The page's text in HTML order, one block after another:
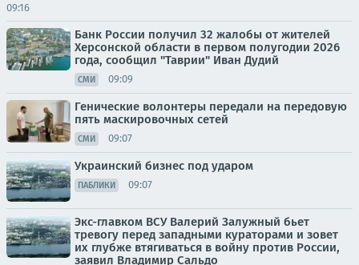
09:16
Банк России получил 32 жалобы от жителей
Херсонской области в первом полугодии 2026
года, сообщил "Таврии" Иван Дудий
СМИ 09:09
Генические волонтеры передали на передовую
пять маскировочных сетей
СМИ 09:07
Украинский бизнес под ударом
ПАБЛИКИ 09:07
Экс-главком ВСУ Валерий Залужный бьет
тревогу перед западными кураторами и зовет
их глубже втягиваться в войну против России,
заявил Владимир Сальдо